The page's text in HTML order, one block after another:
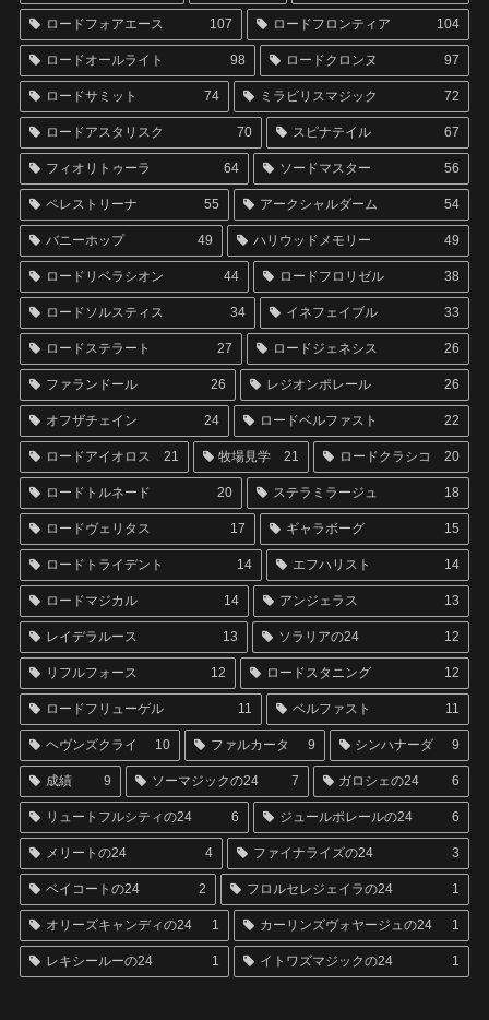
ロードフォアエース 107 ロードフロンティア 104
ロードオールライト 98 ロードクロンヌ 97
ロードサミット 74 ミラビリスマジック 72
ロードアスタリスク 70 スピナテイル 67
フィオリトゥーラ 64 ソードマスター 56
ペレストリーナ 55 アークシャルダーム 54
バニーホップ 49 ハリウッドメモリー 49
ロードリベラシオン 44 ロードフロリゼル 38
ロードソルスティス 34 イネフェイブル 33
ロードステラート 27 ロードジェネシス 26
ファランドール 26 レジオンポレール 26
オフザチェイン 24 ロードベルファスト 22
ロードアイオロス 21 牧場見学 21 ロードクラシコ 20
ロードトルネード 20 ステラミラージュ 18
ロードヴェリタス 17 ギャラボーグ 15
ロードトライデント 14 エフハリスト 14
ロードマジカル 14 アンジェラス 13
レイデラルース 13 ソラリアの24 12
リフルフォース 12 ロードスタニング 12
ロードフリューゲル 11 ベルファスト 11
ヘヴンズクライ 10 ファルカータ 9 シンハナーダ 9
成績 9 ソーマジックの24 7 ガロシェの24 6
リュートフルシティの24 6 ジュールポレールの24 6
メリートの24 4 ファイナライズの24 3
ベイコートの24 2 フロルセレジェイラの24 1
オリーズキャンディの24 1 カーリンズヴォヤージュの24 1
レキシールーの24 1 イトワズマジックの24 1